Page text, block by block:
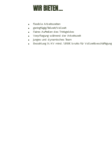
WIR BIETEN...
flexible Arbeitszeiten
geringfügig/Teilzeit/Vollzeit
Faires Aufteilen des Trinkgeldes
Verpflegung während der Arbeitszeit
junges und dynamisches Team
Bezahlung lt. KV mind. 1.910€ brutto für